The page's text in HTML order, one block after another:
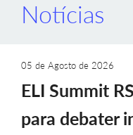
Notícias
05 de Agosto de 2026
ELI Summit
para debater